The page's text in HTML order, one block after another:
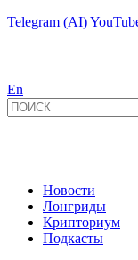
Telegram (AI)
En
Новости
Лонгриды
Крипториум
Подкасты